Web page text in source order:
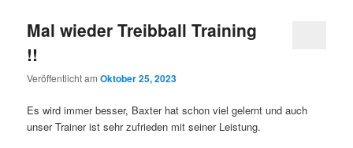
Mal wieder Treibball Training
!!
Veröffentlicht amOktober 25, 2023
Es wird immer besser, Baxter hat schon viel gelernt und auch
unser Trainer ist sehr zufrieden mit seiner Leistung.